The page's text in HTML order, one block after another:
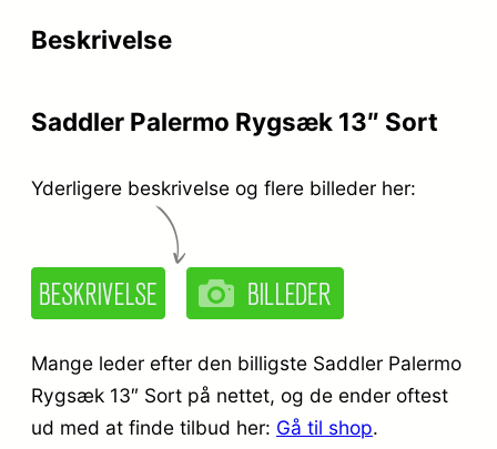
i
v
r
k
1
4
3
Beskrivelse
Saddler Palermo Rygsæk 13″ Sort
Yderligere beskrivelse og flere billeder her:
Mange leder efter den billigste Saddler Palermo
Rygsæk 13″ Sort på nettet, og de ender oftest
ud med at finde tilbud her: Gå til shop.